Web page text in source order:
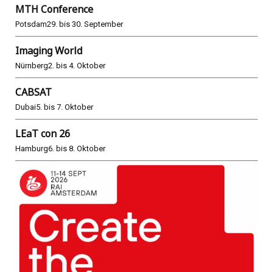
MTH Conference
Potsdam29. bis 30. September
Imaging World
Nürnberg2. bis 4. Oktober
CABSAT
Dubai5. bis 7. Oktober
LEaT con 26
Hamburg6. bis 8. Oktober